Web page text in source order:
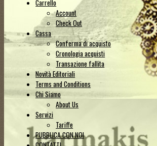
Carrello
Account
Check Out
Cassa
Conferma di acquisto
Cronologia acquisti
Transazione fallita
Novità Editoriali
Terms and Conditions
Chi Siamo
About Us
Servizi
Tariffe
PUBBLICA CON NOI